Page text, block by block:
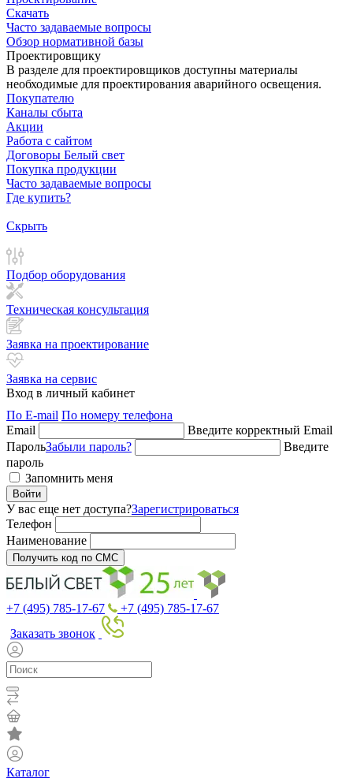
Скачать
Часто задаваемые вопросы
Обзор нормативной базы
Проектировщику
В разделе для проектировщиков доступны материалы
необходимые для проектирования аварийного освещения.
Покупателю
Каналы сбыта
Акции
Работа с сайтом
Договоры Белый свет
Покупка продукции
Часто задаваемые вопросы
Где купить?
Скрыть
Подбор оборудования
Техническая консультация
Заявка на проектирование
Заявка на сервис
Вход в личный кабинет
По E-mail По номеру телефона
Email
Введите корректный Email
ПарольЗабыли пароль?
Введите
пароль
Запомнить меня
Войти
У вас еще нет доступа?Зарегистрироваться
Телефон
Наименование
Получить код по СМС
+7 (495) 785-17-67
+7 (495) 785-17-67
Заказать звонок
Каталог